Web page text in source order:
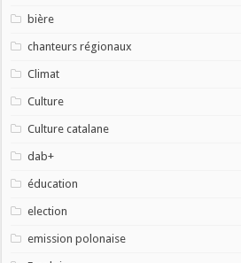
bière
chanteurs régionaux
Climat
Culture
Culture catalane
dab+
éducation
election
emission polonaise